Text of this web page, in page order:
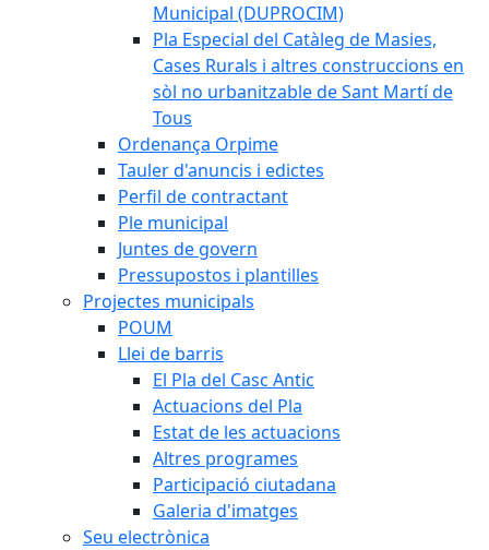
Municipal (DUPROCIM)
Pla Especial del Catàleg de Masies,
Cases Rurals i altres construccions en
sòl no urbanitzable de Sant Martí de
Tous
Ordenança Orpime
Tauler d'anuncis i edictes
Perfil de contractant
Ple municipal
Juntes de govern
Pressupostos i plantilles
Projectes municipals
POUM
Llei de barris
El Pla del Casc Antic
Actuacions del Pla
Estat de les actuacions
Altres programes
Participació ciutadana
Galeria d'imatges
Seu electrònica